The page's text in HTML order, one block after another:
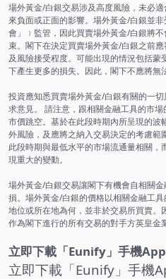
場外黃金/白銀交易涉及高度風險，未必
來負面或正面的影響。場外黃金/白銀並
會」﹞監管，因此買賣場外黃金/白銀將
束。閣下在決定買賣場外黃金/白銀之前
及風險接受程度。可能出現的情況包括
下產生更多的損失。因此，閣下不應將無
投資應知悉買賣場外黃金/白銀有關的一
求意見。 請注意，跟相關金融工具的市
市價跳空。基於在此段時期內所呈現的
外風險，及應將之納入交易決定的考慮範
此段時期與最低水平的市場流通量相關
現重大的變動。
場外黃金/白銀交易讓閣下有機會自相關
損。場外黃金/白銀的價格以相關金融工
地位或所在地為何，並非於交易所買賣。
作為閣下進行的所有交易的對手方英皇金
立即下載「Eunify」手機App
立即下載「Eunify」手機